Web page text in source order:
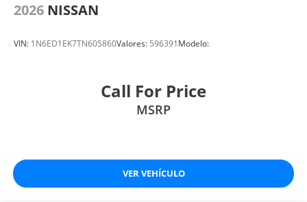
2026 NISSAN
VIN: 1N6ED1EK7TN605860Valores: 596391Modelo:
Call For Price
MSRP
VER VEHÍCULO